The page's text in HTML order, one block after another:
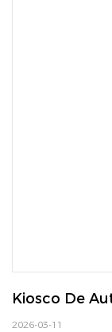
Kiosco De
2026-03-11